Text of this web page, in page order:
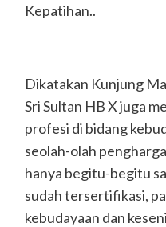
Kepatihan..
Dikatakan Kunjung
Sri Sultan HB X juga
profesi di bidang
seolah-olah
hanya begitu-begitu
sudah tersertifikasi,
kebudayaan dan